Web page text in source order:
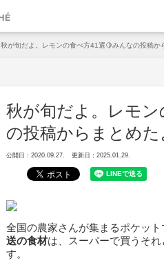
秋が旬だよ。レモンの食べ方41選🍋みんなの投稿か
秋が旬だよ。レモ
の投稿からまとめた
公開日：2020.09.27. 更新日：2025.01.29.
全国の農家さんが集まるポケット
送の食材は、スーパーで買うそれ
す。